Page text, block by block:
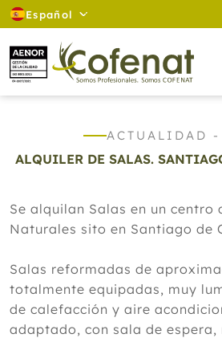
Español
ACTUALIDAD -
ALQUILER DE SALAS.
Se alquilan Salas en un centro
Naturales sito en Santiago de
Salas reformadas de
totalmente equipadas, muy
de calefacción y aire
adaptado, con sala de espera,